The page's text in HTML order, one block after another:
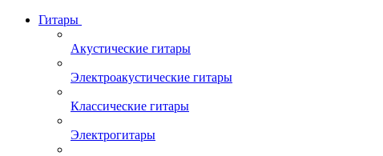
Гитары
Акустические гитары
Электроакустические гитары
Классические гитары
Электрогитары